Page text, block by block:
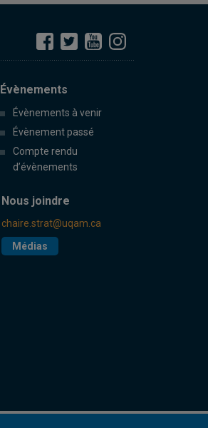
Évènements
Évènements à venir
Évènement passé
Compte rendu
d’évènements
Nous joindre
chaire.strat@uqam.ca
Médias